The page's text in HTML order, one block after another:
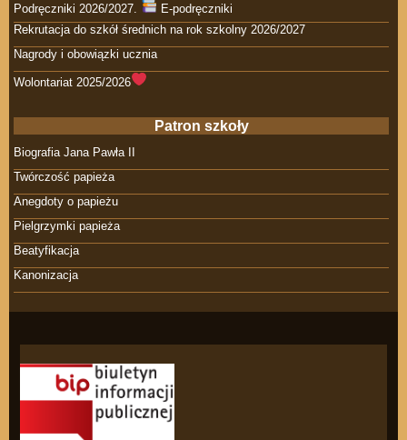
Podręczniki 2026/2027.
E-podręczniki
Rekrutacja do szkół średnich na rok szkolny 2026/2027
Nagrody i obowiązki ucznia
Wolontariat 2025/2026
Patron szkoły
Biografia Jana Pawła II
Twórczość papieża
Anegdoty o papieżu
Pielgrzymki papieża
Beatyfikacja
Kanonizacja